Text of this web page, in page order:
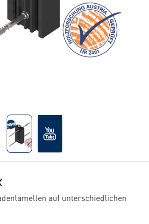
auf unterschiedlichen